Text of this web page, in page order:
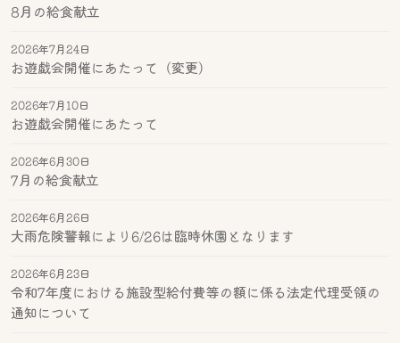
8月の給食献立
お遊戯会開催にあたって（変更）
2026年7月24日
お遊戯会開催にあたって
2026年7月10日
7月の給食献立
2026年6月30日
大雨危険警報により6/26は臨時休園となります
2026年6月26日
令和7年度における施設型給付費等の額に係る法定代理受領の
通知について
2026年6月23日